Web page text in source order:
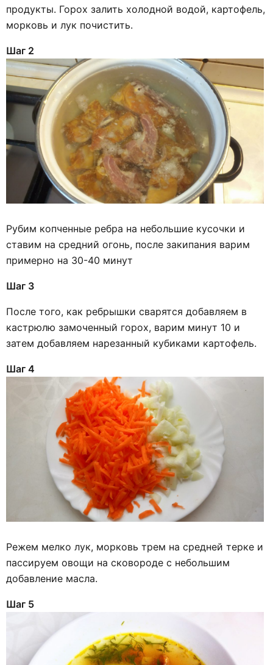
продукты. Горох залить холодной водой, картофель,
морковь и лук почистить.
Шаг 2
Рубим копченные ребра на небольшие кусочки и
ставим на средний огонь, после закипания варим
примерно на 30-40 минут
Шаг 3
После того, как ребрышки сварятся добавляем в
кастрюлю замоченный горох, варим минут 10 и
затем добавляем нарезанный кубиками картофель.
Шаг 4
Режем мелко лук, морковь трем на средней терке и
пассируем овощи на сковороде с небольшим
добавление масла.
Шаг 5